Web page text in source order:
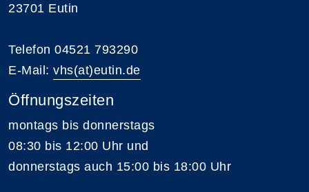
23701 Eutin
Telefon 04521 793290
E-Mail: vhs(at)eutin.de
Öffnungszeiten
montags bis donnerstags
08:30 bis 12:00 Uhr und
donnerstags auch 15:00 bis 18:00 Uhr